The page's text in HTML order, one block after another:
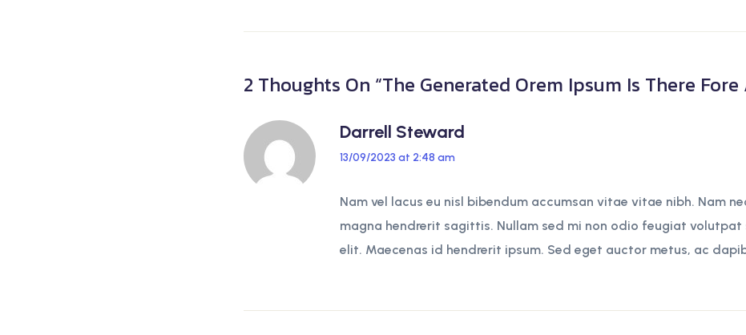
2 Thoughts On “The Generated Orem Ipsum Is There Fore
Darrell Steward
13/09/2023 at 2:48 am
Nam vel lacus eu nisl bibendum accumsan vitae vitae nibh. Nam
magna hendrerit sagittis. Nullam sed mi non odio feugiat volutpat
elit. Maecenas id hendrerit ipsum. Sed eget auctor metus, ac